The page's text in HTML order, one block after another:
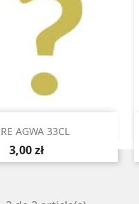
rapide
AGWA 33CL
3,00 zł